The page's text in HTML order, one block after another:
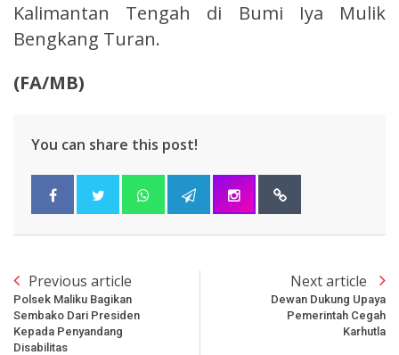
Kalimantan Tengah di Bumi Iya Mulik
Bengkang Turan.
(FA/MB)
You can share this post!
Previous article
Polsek Maliku Bagikan
Sembako Dari Presiden
Kepada Penyandang
Disabilitas
Next article
Dewan Dukung Upaya
Pemerintah Cegah
Karhutla